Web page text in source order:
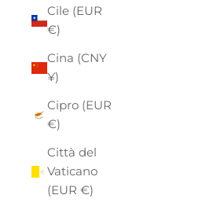
Cile (EUR
€)
Cina (CNY
¥)
Cipro (EUR
€)
Città del
Vaticano
(EUR €)